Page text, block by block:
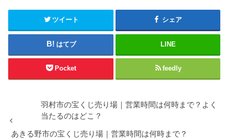
ツイート シェア
はてブ LINE
Pocket feedly
羽村市の宝くじ売り場｜営業時間は何時まで？よく
当たるのはどこ？
あきる野市の宝くじ売り場｜営業時間は何時まで？